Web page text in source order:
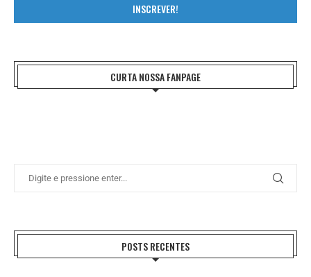
INSCREVER!
CURTA NOSSA FANPAGE
POSTS RECENTES